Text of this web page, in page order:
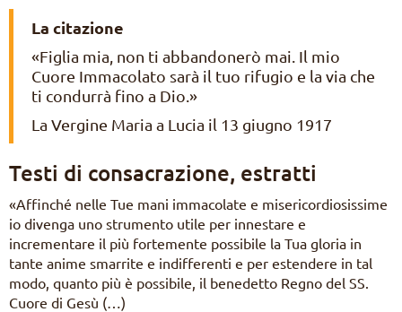
La citazione
«Figlia mia, non ti abbandonerò mai. Il mio
Cuore Immacolato sarà il tuo rifugio e la via che
ti condurrà fino a Dio.»
La Vergine Maria a Lucia il 13 giugno 1917
Testi di consacrazione, estratti
«Affinché nelle Tue mani immacolate e misericordiosissime
io divenga uno strumento utile per innestare e
incrementare il più fortemente possibile la Tua gloria in
tante anime smarrite e indifferenti e per estendere in tal
modo, quanto più è possibile, il benedetto Regno del SS.
Cuore di Gesù (…)